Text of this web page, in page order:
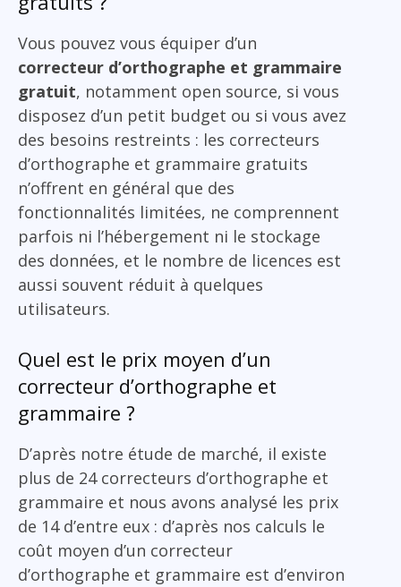
Vous pouvez vous équiper d’un
correcteur d’orthographe et grammaire
gratuit, notamment open source, si vous
disposez d’un petit budget ou si vous avez
des besoins restreints : les correcteurs
d’orthographe et grammaire gratuits
n’offrent en général que des
fonctionnalités limitées, ne comprennent
parfois ni l’hébergement ni le stockage
des données, et le nombre de licences est
aussi souvent réduit à quelques
utilisateurs.
Quel est le prix moyen d’un
correcteur d’orthographe et
grammaire ?
D’après notre étude de marché, il existe
plus de 24 correcteurs d’orthographe et
grammaire et nous avons analysé les prix
de 14 d’entre eux : d’après nos calculs le
coût moyen d’un correcteur
d’orthographe et grammaire est d’environ